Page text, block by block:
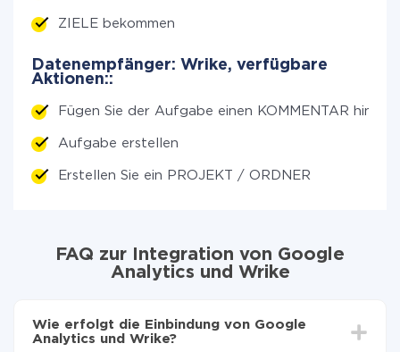
ZIELE bekommen
Datenempfänger: Wrike, verfügbare
Aktionen::
Fügen Sie der Aufgabe einen KOMMENTAR hinzu
Aufgabe erstellen
Erstellen Sie ein PROJEKT / ORDNER
FAQ zur Integration von Google
Analytics und Wrike
Wie erfolgt die Einbindung von Google
Analytics und Wrike?